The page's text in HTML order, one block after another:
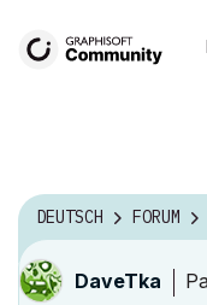
DEUTSCH FORUM
DaveTka